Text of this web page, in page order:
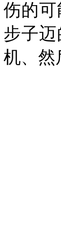
伤的
步子
机、然